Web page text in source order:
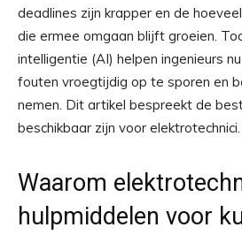
deadlines zijn krapper en de
die ermee omgaan blijft groeien.
intelligentie (AI) helpen ingenieurs
fouten vroegtijdig op te sporen en
nemen. Dit artikel bespreekt de
beschikbaar zijn voor elektrotechnici.
Waarom
hulpmiddelen voor